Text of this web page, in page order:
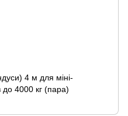
4 м для міні-
до 4000 кг (пара)